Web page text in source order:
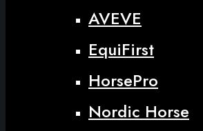
AVEVE
EquiFirst
HorsePro
Nordic Horse